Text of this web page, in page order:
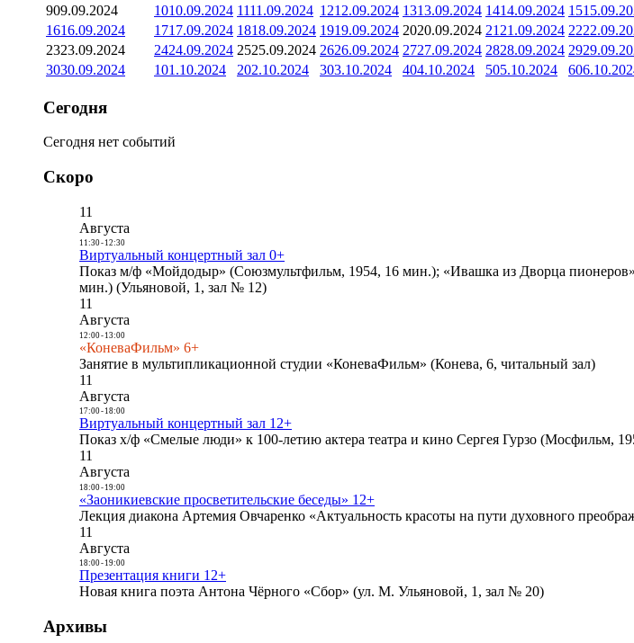
909.09.2024 1010.09.2024 1111.09.2024 1212.09.2024 1313.09.2024 1414.09.2024 15
1616.09.2024 1717.09.2024 1818.09.2024 1919.09.2024 2020.09.2024 21 21.09.2024 22
2323.09.2024 2424.09.2024 2525.09.2024 2626.09.2024 2727.09.2024 2828.09.2024 29
3030.09.2024 101.10.2024 202.10.2024 303.10.2024 404.10.2024 505.10.2024 6
Сегодня
Сегодня нет событий
Скоро
11
Августа
11:30- 12:30
Виртуальный концертный зал 0+
Показ м/ф «Мойдодыр» (Союзмультфильм, 1954, 16 мин.); «Ивашка из Дворца
мин.) (Ульяновой, 1, зал № 12)
11
Августа
12:00- 13:00
«КоневаФильм» 6+
Занятие в мультипликационной студии «КоневаФильм» (Конева, 6, читальный зал)
11
Августа
17:00- 18:00
Виртуальный концертный зал 12+
Показ х/ф «Смелые люди» к 100-летию актера театра и кино Сергея Гурзо (Мосфильм,
11
Августа
18:00- 19:00
«Заоникиевские просветительские беседы» 12+
Лекция диакона Артемия Овчаренко «Актуальность красоты на пути духовного
11
Августа
18:00- 19:00
Презентация книги 12+
Новая книга поэта Антона Чёрного «Сбор» (ул. М. Ульяновой, 1, зал № 20)
Архивы